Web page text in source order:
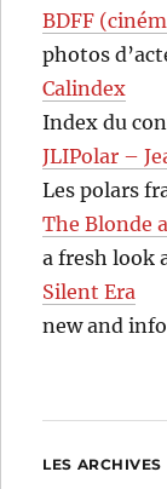
BDFF
photos
Calindex
Index du
JLIPolar –
Les polars
The Blonde
a fresh look
Silent Era
new and
LES ARCHIVES